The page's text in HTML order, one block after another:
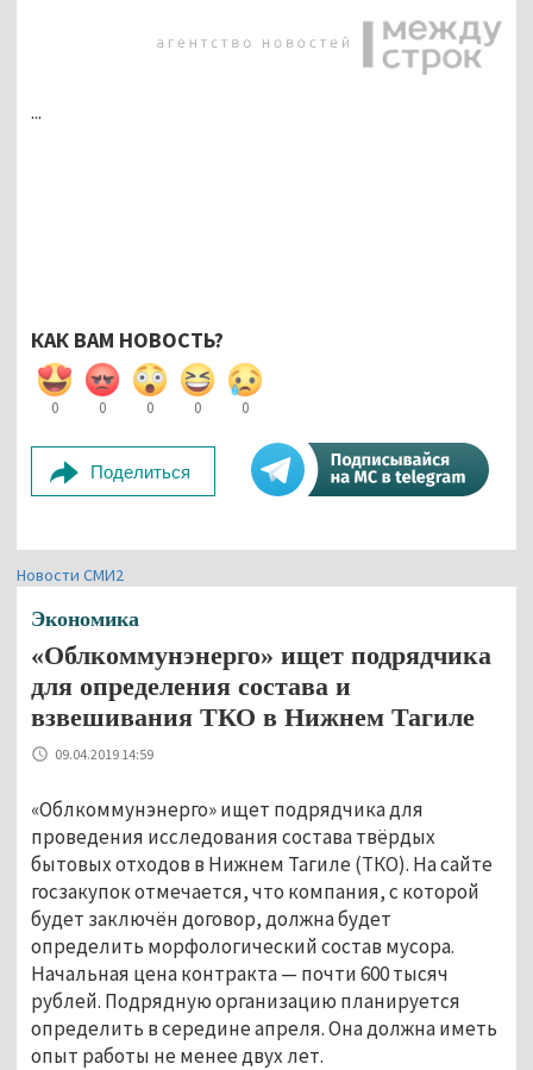
...
КАК ВАМ НОВОСТЬ?
0 0 0 0 0
Поделиться
Новости СМИ2
Экономика
«Облкоммунэнерго» ищет подрядчика
для определения состава и
взвешивания ТКО в Нижнем Тагиле
09.04.2019 14:59
«Облкоммунэнерго» ищет подрядчика для
проведения исследования состава твёрдых
бытовых отходов в Нижнем Тагиле (ТКО). На сайте
госзакупок отмечается, что компания, с которой
будет заключён договор, должна будет
определить морфологический состав мусора.
Начальная цена контракта — почти 600 тысяч
рублей. Подрядную организацию планируется
определить в середине апреля. Она должна иметь
опыт работы не менее двух лет.